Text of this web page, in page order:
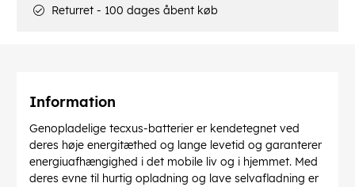
Returret - 100 dages åbent køb
Information
Genopladelige tecxus-batterier er kendetegnet ved
deres høje energitæthed og lange levetid og garanterer
energiuafhængighed i det mobile liv og i hjemmet. Med
deres evne til hurtig opladning og lave selvafladning er